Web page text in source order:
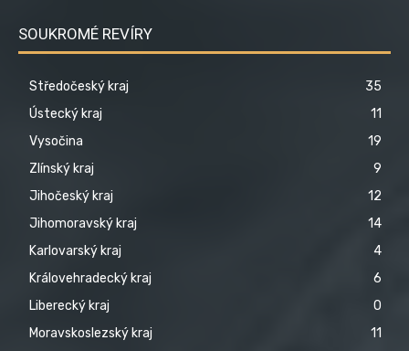
SOUKROMÉ REVÍRY
Středočeský kraj
35
Ústecký kraj
11
Vysočina
19
Zlínský kraj
9
Jihočeský kraj
12
Jihomoravský kraj
14
Karlovarský kraj
4
Královehradecký kraj
6
Liberecký kraj
0
Moravskoslezský kraj
11